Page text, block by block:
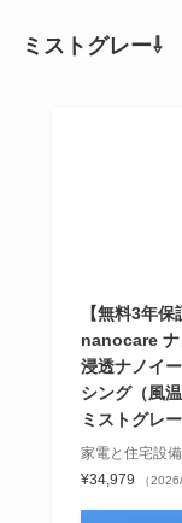
ミストグレー⇩
【無料3年
nanocare ナ
浸透ナノイ
シング（風
ミストグレ
家電と住宅設
¥34,979
（